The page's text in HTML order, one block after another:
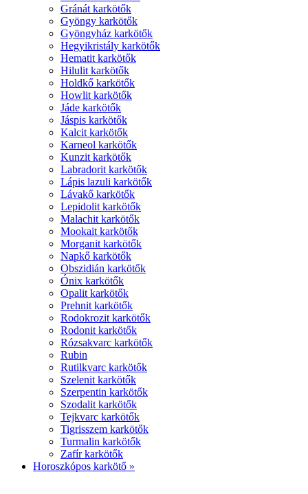
Gránát karkötők
Gyöngy karkötők
Gyöngyház karkötők
Hegyikristály karkötők
Hematit karkötők
Hilulit karkötők
Holdkő karkötők
Howlit karkötők
Jáde karkötők
Jáspis karkötők
Kalcit karkötők
Karneol karkötők
Kunzit karkötők
Labradorit karkötők
Lápis lazuli karkötők
Lávakő karkötők
Lepidolit karkötők
Malachit karkötők
Mookait karkötők
Morganit karkötők
Napkő karkötők
Obszidián karkötők
Ónix karkötők
Opalit karkötők
Prehnit karkötők
Rodokrozit karkötők
Rodonit karkötők
Rózsakvarc karkötők
Rubin
Rutilkvarc karkötők
Szelenit karkötők
Szerpentin karkötők
Szodalit karkötők
Tejkvarc karkötők
Tigrisszem karkötők
Turmalin karkötők
Zafír karkötők
Horoszkópos karkötő »